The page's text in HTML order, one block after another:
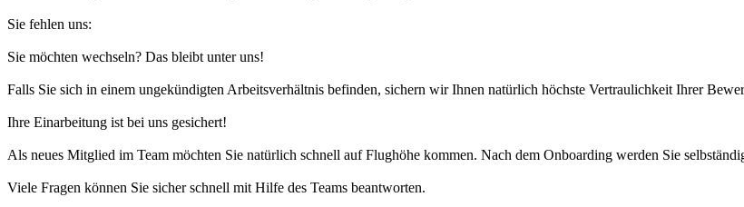
Sie fehlen uns:
Sie möchten wechseln? Das bleibt unter uns!
Falls Sie sich in einem ungekündigten Arbeitsverhältnis befinden, sichern wir Ihnen natürlich höchste Vertraulichkeit Ihrer
Ihre Einarbeitung ist bei uns gesichert!
Als neues Mitglied im Team möchten Sie natürlich schnell auf Flughöhe kommen. Nach dem Onboarding werden Sie
Viele Fragen können Sie sicher schnell mit Hilfe des Teams beantworten.